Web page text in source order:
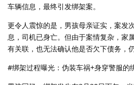
车辆信息，最终引发绑架案。
更令人震惊的是，男孩母亲证实，案发
息，司机已身亡。但由于案情复杂，家
有关联，也无法确认他是否欠下债务，
#绑架过程曝光：伪装车祸+身穿警服的